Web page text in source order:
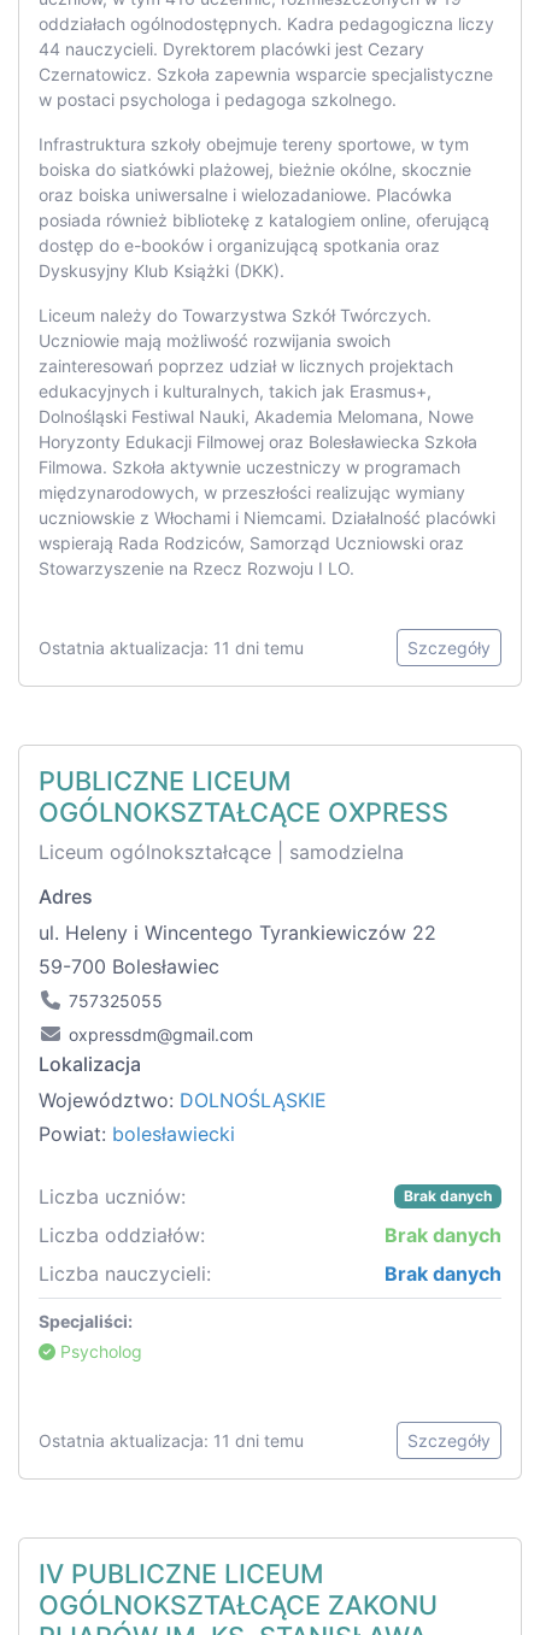
oddziałach ogólnodostępnych. Kadra pedagogiczna liczy
44 nauczycieli. Dyrektorem placówki jest Cezary
Czernatowicz. Szkoła zapewnia wsparcie specjalistyczne
w postaci psychologa i pedagoga szkolnego.
Infrastruktura szkoły obejmuje tereny sportowe, w tym
boiska do siatkówki plażowej, bieżnie okólne, skocznie
oraz boiska uniwersalne i wielozadaniowe. Placówka
posiada również bibliotekę z katalogiem online, oferującą
dostęp do e-booków i organizującą spotkania oraz
Dyskusyjny Klub Książki (DKK).
Liceum należy do Towarzystwa Szkół Twórczych.
Uczniowie mają możliwość rozwijania swoich
zainteresowań poprzez udział w licznych projektach
edukacyjnych i kulturalnych, takich jak Erasmus+,
Dolnośląski Festiwal Nauki, Akademia Melomana, Nowe
Horyzonty Edukacji Filmowej oraz Bolesławiecka Szkoła
Filmowa. Szkoła aktywnie uczestniczy w programach
międzynarodowych, w przeszłości realizując wymiany
uczniowskie z Włochami i Niemcami. Działalność placówki
wspierają Rada Rodziców, Samorząd Uczniowski oraz
Stowarzyszenie na Rzecz Rozwoju I LO.
Ostatnia aktualizacja: 11 dni temu Szczegóły
PUBLICZNE LICEUM
OGÓLNOKSZTAŁCĄCE OXPRESS
Liceum ogólnokształcące | samodzielna
Adres
ul. Heleny i Wincentego Tyrankiewiczów 22
59-700 Bolesławiec
757325055
oxpressdm@gmail.com
Lokalizacja
Województwo: DOLNOŚLĄSKIE
Powiat: bolesławiecki
Liczba uczniów: Brak danych
Liczba oddziałów:
Brak danych
Liczba nauczycieli:
Brak danych
Specjaliści:
Psycholog
Ostatnia aktualizacja: 11 dni temu Szczegóły
IV PUBLICZNE LICEUM
OGÓLNOKSZTAŁCĄCE ZAKONU